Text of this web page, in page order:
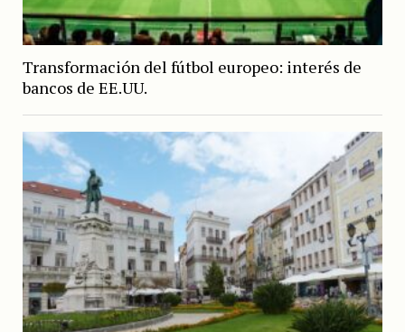
Transformación del fútbol europeo: interés de
bancos de EE.UU.